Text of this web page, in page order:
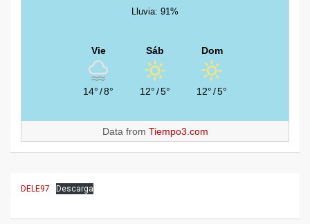
Lluvia: 91%
Vie
14°/8°
Sáb
12°/5°
Dom
12°/5°
Data from Tiempo3.com
DELE97 Descarga